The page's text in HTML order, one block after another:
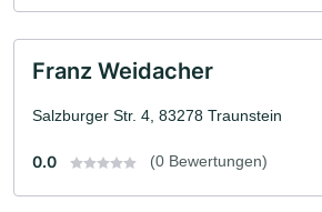
Franz Weidacher
Salzburger Str. 4, 83278 Traunstein
0.0 (0 Bewertungen)